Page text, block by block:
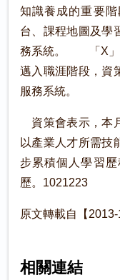
知識養成的重要
台、課程地圖及學
務系統。 「X」
邁入職涯階段，資
服務系統。
資策會表示，本
以產業人才所需技
步累積個人學習
歷。1021223
原文轉載自【2013-
相關連結